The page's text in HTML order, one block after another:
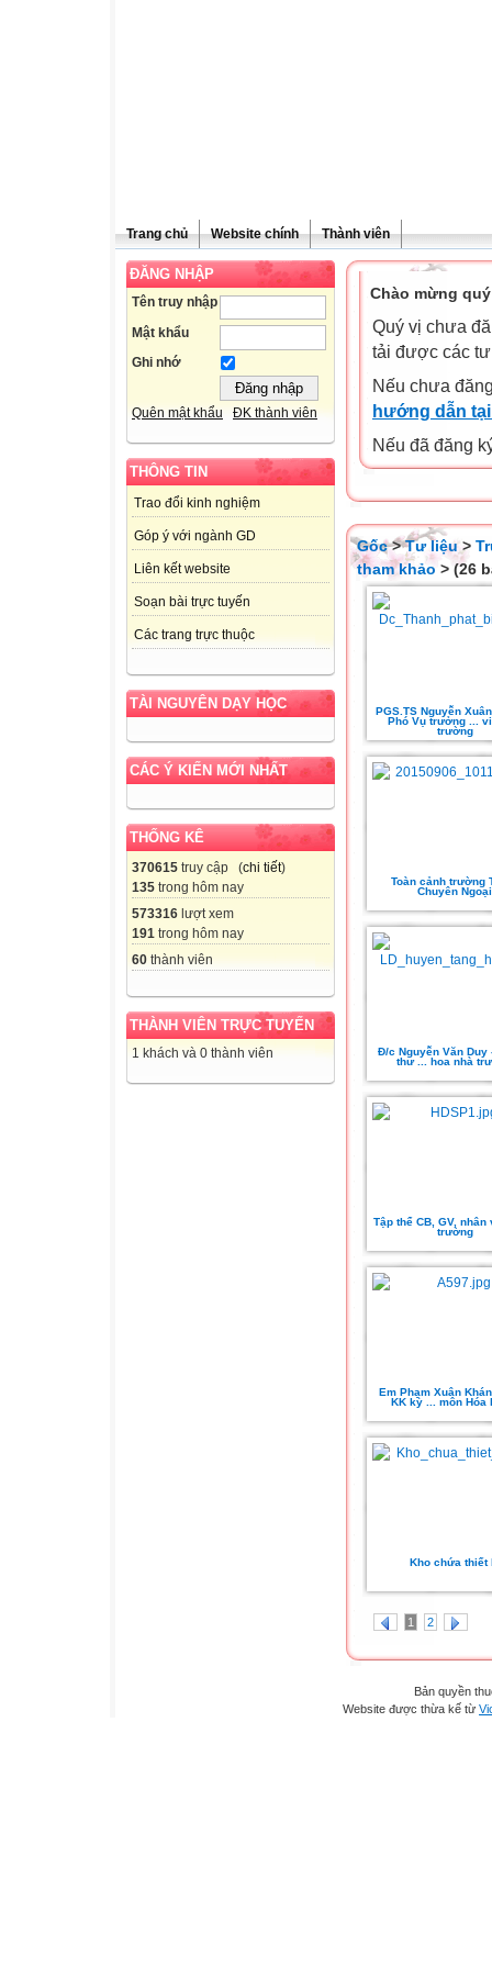
Trang chủ Website chính Thành viên
ĐĂNG NHẬP
Tên truy nhập
Mật khẩu
Ghi nhớ
Quên mật khẩu ĐK thành viên
THÔNG TIN
Trao đổi kinh nghiệm
Góp ý với ngành GD
Liên kết website
Soạn bài trực tuyến
Các trang trực thuộc
TÀI NGUYÊN DẠY HỌC
CÁC Ý KIẾN MỚI NHẤT
THỐNG KÊ
370615 truy cập (chi tiết)
135 trong hôm nay
573316 lượt xem
191 trong hôm nay
60 thành viên
THÀNH VIÊN TRỰC TUYẾN
1 khách và 0 thành viên
Chào mừng
Quý vị chưa
tải được các
Nếu chưa
hướng dẫn
Nếu đã đăng
Gốc>Tư liệu>
tham khảo > (26
PGS.TS Nguyễn
Phó Vụ trưởng ...
trường
Toàn cảnh trường
Chuyên Ngoại
Đ/c Nguyễn Văn Duy
thư ... hoa nhà
Tập thể CB, GV, nhân
trường
Em Phạm Xuân
KK kỳ ... môn Hóa
Kho chứa thiết
1 2
Bản quyền
Website được thừa kế từ